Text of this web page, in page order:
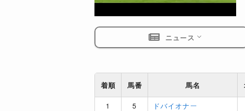
ニュース
着順 馬番 馬名
1 5 ドバイオナー